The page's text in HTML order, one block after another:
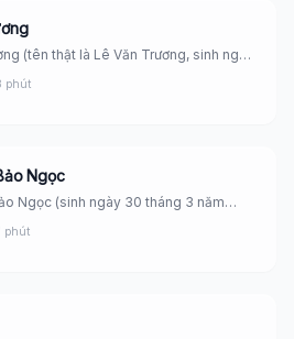
(tên thật là Lê Văn Trương, sinh ngày
phút
Ngọc
Ngọc (sinh ngày 30 tháng 3 năm
phút